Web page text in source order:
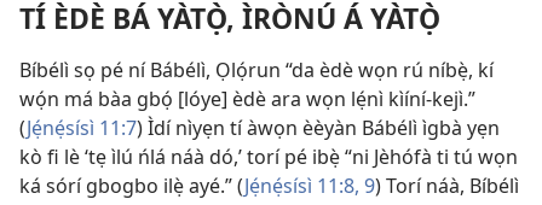
TÍ ÈDÈ BÁ YÀTỌ̀, ÌRÒNÚ Á YÀTỌ̀
Bíbélì sọ pé ní Bábélì, Ọlọ́run “da èdè wọn rú níbẹ̀, kí
wọ́n má bàa gbọ́ [lóye] èdè ara wọn lẹ́nì kìíní-kejì.”
(Jẹ́nẹ́sísì 11:7) Ìdí nìyẹn tí àwọn èèyàn Bábélì ìgbà yẹn
kò fi lè ‘tẹ ìlú ńlá náà dó,’ torí pé ibẹ̀ “ni Jèhófà ti tú wọn
ká sórí gbogbo ilẹ̀ ayé.” (Jẹ́nẹ́sísì 11:8, 9) Torí náà, Bíbélì